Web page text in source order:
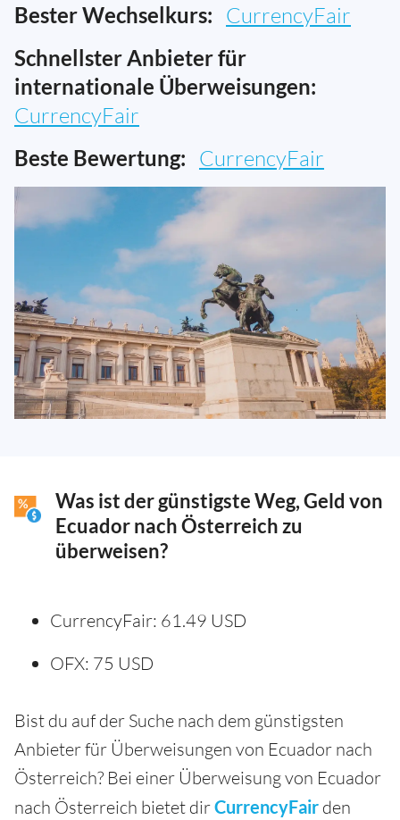
Bester Wechselkurs: CurrencyFair
Schnellster Anbieter für
internationale Überweisungen:
CurrencyFair
Beste Bewertung: CurrencyFair
Was ist der günstigste Weg, Geld von
Ecuador nach Österreich zu
überweisen?
CurrencyFair: 61.49 USD
OFX: 75 USD
Bist du auf der Suche nach dem günstigsten
Anbieter für Überweisungen von Ecuador nach
Österreich? Bei einer Überweisung von Ecuador
nach Österreich bietet dirCurrencyFair den